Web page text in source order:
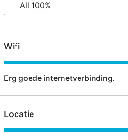
Wifi
Erg goede internetverbinding.
Locatie